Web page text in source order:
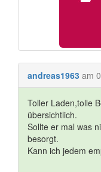
andreas1963 am
Toller Laden,tolle
übersichtlich.
Sollte er mal was
besorgt.
Kann ich jedem